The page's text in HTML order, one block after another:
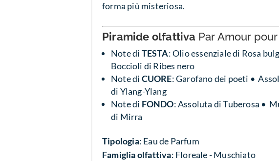
forma più misteriosa.
Piramide olfattiva Par Amour
Note di TESTA: Olio essenziale di Rosa
Boccioli di Ribes nero
Note di CUORE: Garofano dei poeti •
di Ylang-Ylang
Note di FONDO: Assoluta di Tuberosa •
di Mirra
Tipologia: Eau de Parfum
Famiglia olfattiva: Floreale - Muschiato